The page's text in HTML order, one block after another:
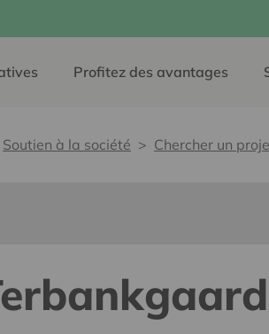
Profitez des avantages
Soutien à la société Chercher un